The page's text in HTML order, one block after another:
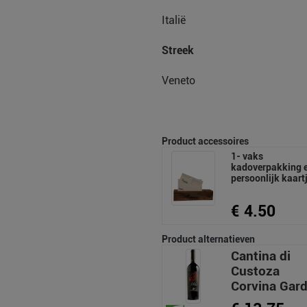
Italië
Streek
Veneto
Product accessoires
1- vaks
kadoverpakking
persoonlijk
€ 4.50
Product alternatieven
Cantina di
Custoza
Corvina